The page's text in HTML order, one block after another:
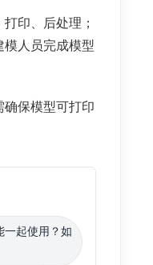
印、后处理；
模人员完成模型
确保模型可打印
一起使用？如